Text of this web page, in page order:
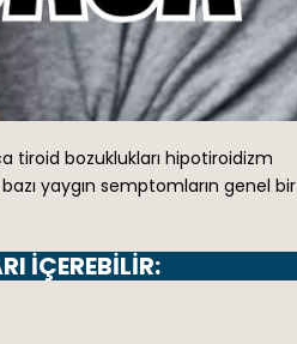
tiroid bozuklukları hipotiroidizm
yaygın semptomların genel bir
IÇEREBILIR: